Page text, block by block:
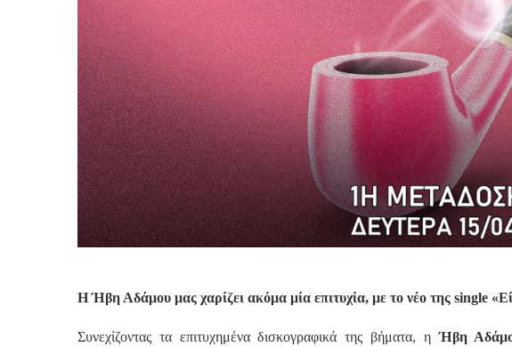
Η Ήβη Αδάμου μας χαρίζει ακόμα μία επιτυχία, με το νέο της single
Συνεχίζοντας τα επιτυχημένα δισκογραφικά της βήματα, ηΉβη